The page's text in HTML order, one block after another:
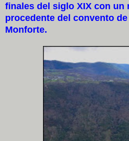
finales del siglo XIX con un
procedente del convento
Monforte.